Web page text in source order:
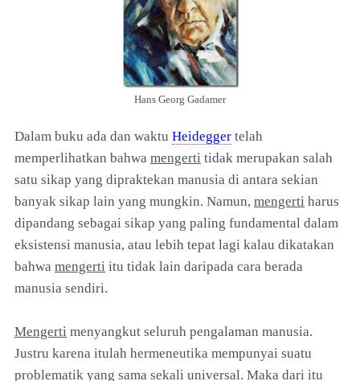
Hans Georg Gadamer
Dalam buku ada dan waktu Heidegger telah
memperlihatkan bahwa mengerti tidak merupakan salah
satu sikap yang dipraktekan manusia di antara sekian
banyak sikap lain yang mungkin. Namun, mengerti harus
dipandang sebagai sikap yang paling fundamental dalam
eksistensi manusia, atau lebih tepat lagi kalau dikatakan
bahwa mengerti itu tidak lain daripada cara berada
manusia sendiri.
Mengerti menyangkut seluruh pengalaman manusia.
Justru karena itulah hermeneutika mempunyai suatu
problematik yang sama sekali universal. Maka dari itu